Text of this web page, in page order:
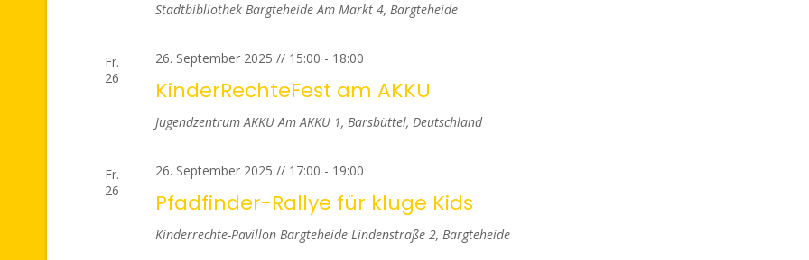
Stadtbibliothek BargteheideAm Markt 4, Bargteheide
Fr.
26
26. September 2025 // 15:00 - 18:00
KinderRechteFest am AKKU
Jugendzentrum AKKUAm AKKU 1, Barsbüttel, Deutschland
Fr.
26
26. September 2025 // 17:00 - 19:00
Pfadfinder-Rallye für kluge Kids
Kinderrechte-Pavillon Bargteheide Lindenstraße 2, Bargteheide